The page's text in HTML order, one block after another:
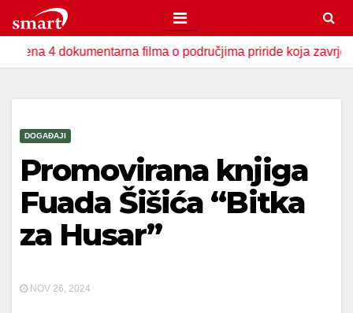
to
content
filma o područjima priride koja zavrjeđuju
DOGAĐAJI
Promovirana knjiga
Fuada Šišića “Bitka
za Husar”
NOV 26, 2024